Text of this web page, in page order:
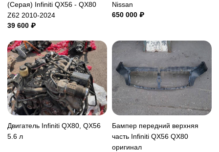
(Серая) Infiniti QX56 - QX80
Z62 2010-2024
39 600 ₽
Nissan
650 000 ₽
Двигатель Infiniti QX80, QX56
5.6 л
Бампер передний верхняя
часть Infiniti QX56 QX80
оригинал